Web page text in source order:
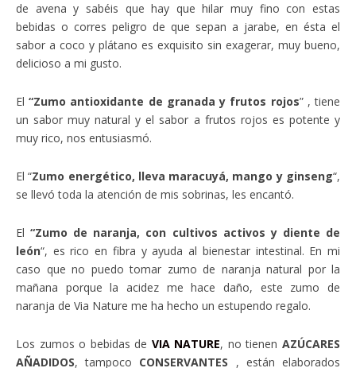
de avena y sabéis que hay que hilar muy fino con estas
bebidas o corres peligro de que sepan a jarabe, en ésta el
sabor a coco y plátano es exquisito sin exagerar, muy bueno,
delicioso a mi gusto.
El“Zumo antioxidante de granada y frutos rojos” , tiene
un sabor muy natural y el sabor a frutos rojos es potente y
muy rico, nos entusiasmó.
El “Zumo energético, lleva maracuyá, mango y ginseng“,
se llevó toda la atención de mis sobrinas, les encantó.
El“Zumo de naranja, con cultivos activos y diente de
león“, es rico en fibra y ayuda al bienestar intestinal. En mi
caso que no puedo tomar zumo de naranja natural por la
mañana porque la acidez me hace daño, este zumo de
naranja de Via Nature me ha hecho un estupendo regalo.
Los zumos o bebidas de VIA NATURE, no tienenAZÚCARES
AÑADIDOS, tampoco CONSERVANTES , están elaborados